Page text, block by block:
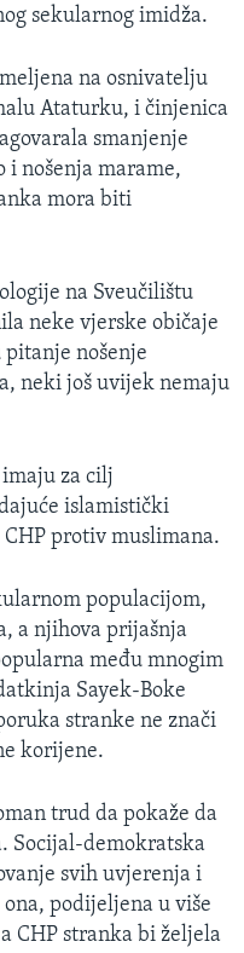
sekularnog imidža.
na osnivatelju
Ataturku, i činjenica
smanjenje
nošenja marame,
mora biti
na Sveučilištu
neke vjerske običaje
nošenje
neki još uvijek nemaju
za cilj
islamistički
protiv muslimana.
populacijom,
a njihova prijašnja
među mnogim
Sayek-Boke
stranke ne znači
korijene.
trud da pokaže da
Socijal-demokratska
svih uvjerenja i
podijeljena u više
CHP stranka bi željela